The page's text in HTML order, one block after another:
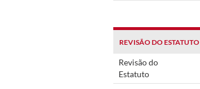
REVISÃO DO ESTATUTO
Revisão do
Estatuto